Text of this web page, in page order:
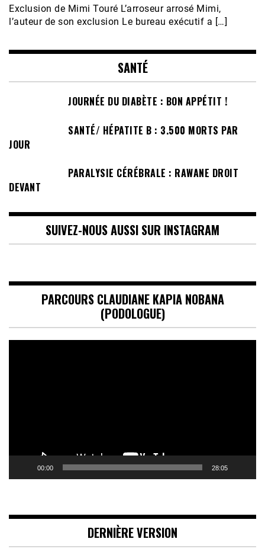
Exclusion de Mimi Touré L’arroseur arrosé Mimi,
l’auteur de son exclusion Le bureau exécutif a […]
SANTÉ
JOURNÉE DU DIABÈTE : BON APPÉTIT !
SANTÉ/ HÉPATITE B : 3.500 MORTS PAR
JOUR
PARALYSIE CÉRÉBRALE : RAWANE DROIT
DEVANT
SUIVEZ-NOUS AUSSI SUR INSTAGRAM
PARCOURS CLAUDIANE KAPIA NOBANA
(PODOLOGUE)
00:00 28:05
DERNIÈRE VERSION